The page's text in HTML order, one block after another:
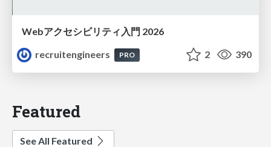
Webアクセシビリティ入門 2026
recruitengineers
PRO 2 390
Featured
See All Featured